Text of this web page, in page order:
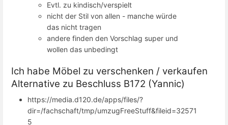
Evtl. zu kindisch/verspielt
nicht der Stil von allen - manche würde
das nicht tragen
andere finden den Vorschlag super und
wollen das unbedingt
Ich habe Möbel zu verschenken / verkaufen
Alternative zu Beschluss B172 (Yannic)
https://media.d120.de/apps/files/?
dir=/fachschaft/tmp/umzugFreeStuff&fileid=32571
5